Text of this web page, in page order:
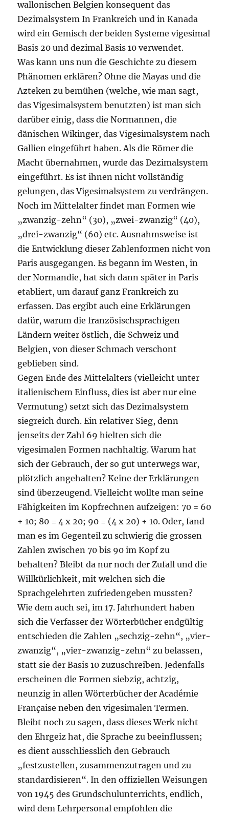
wallonischen Belgien konsequent das
Dezimalsystem In Frankreich und in Kanada
wird ein Gemisch der beiden Systeme vigesimal
Basis 20 und dezimal Basis 10 verwendet.
Was kann uns nun die Geschichte zu diesem
Phänomen erklären? Ohne die Mayas und die
Azteken zu bemühen (welche, wie man sagt,
das Vigesimalsystem benutzten) ist man sich
darüber einig, dass die Normannen, die
dänischen Wikinger, das Vigesimalsystem nach
Gallien eingeführt haben. Als die Römer die
Macht übernahmen, wurde das Dezimalsystem
eingeführt. Es ist ihnen nicht vollständig
gelungen, das Vigesimalsystem zu verdrängen.
Noch im Mittelalter findet man Formen wie
„zwanzig-zehn“ (30), „zwei-zwanzig“ (40),
„drei-zwanzig“ (60) etc. Ausnahmsweise ist
die Entwicklung dieser Zahlenformen nicht von
Paris ausgegangen. Es begann im Westen, in
der Normandie, hat sich dann später in Paris
etabliert, um darauf ganz Frankreich zu
erfassen. Das ergibt auch eine Erklärungen
dafür, warum die französischsprachigen
Ländern weiter östlich, die Schweiz und
Belgien, von dieser Schmach verschont
geblieben sind.
Gegen Ende des Mittelalters (vielleicht unter
italienischem Einfluss, dies ist aber nur eine
Vermutung) setzt sich das Dezimalsystem
siegreich durch. Ein relativer Sieg, denn
jenseits der Zahl 69 hielten sich die
vigesimalen Formen nachhaltig. Warum hat
sich der Gebrauch, der so gut unterwegs war,
plötzlich angehalten? Keine der Erklärungen
sind überzeugend. Vielleicht wollte man seine
Fähigkeiten im Kopfrechnen aufzeigen: 70 = 60
+ 10; 80 = 4 x 20; 90 = (4 x 20) + 10. Oder, fand
man es im Gegenteil zu schwierig die grossen
Zahlen zwischen 70 bis 90 im Kopf zu
behalten? Bleibt da nur noch der Zufall und die
Willkürlichkeit, mit welchen sich die
Sprachgelehrten zufriedengeben mussten?
Wie dem auch sei, im 17. Jahrhundert haben
sich die Verfasser der Wörterbücher endgültig
entschieden die Zahlen „sechzig-zehn“, „vier-
zwanzig“, „vier-zwanzig-zehn“ zu belassen,
statt sie der Basis 10 zuzuschreiben. Jedenfalls
erscheinen die Formen siebzig, achtzig,
neunzig in allen Wörterbücher der Académie
Française neben den vigesimalen Termen.
Bleibt noch zu sagen, dass dieses Werk nicht
den Ehrgeiz hat, die Sprache zu beeinflussen;
es dient ausschliesslich den Gebrauch
„festzustellen, zusammenzutragen und zu
standardisieren“. In den offiziellen Weisungen
von 1945 des Grundschulunterrichts, endlich,
wird dem Lehrpersonal empfohlen die